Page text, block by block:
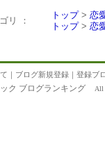
リ ：
トップ> 恋
トップ> 恋
｜ ブログ新規登録 ｜ 登録ブ
ク ブログランキング All